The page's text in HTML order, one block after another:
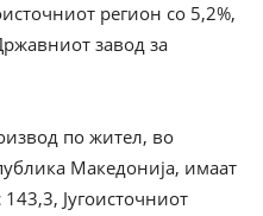
регион со 5,2%,
завод за
по жител, во
Македонија, имаат
Југоисточниот